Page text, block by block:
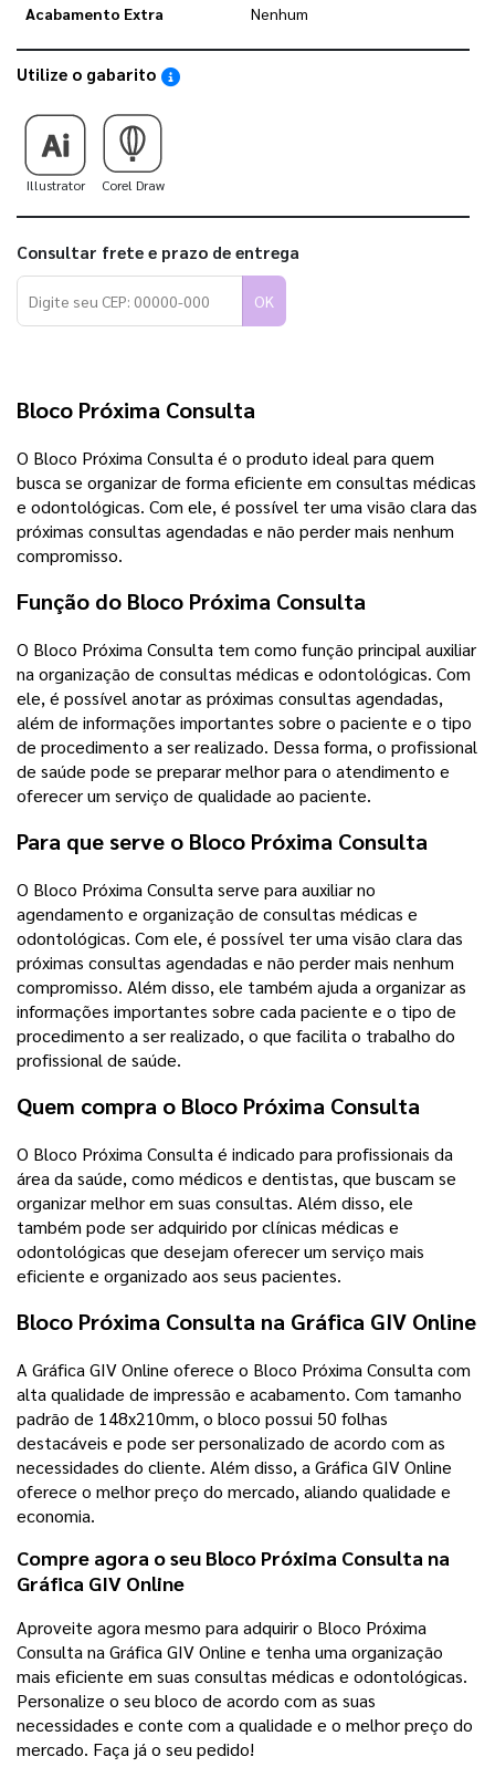
Acabamento Extra Nenhum
Utilize o gabarito Saiba como utilizar os nossos gabaritos
Illustrator Corel Draw
Consultar frete e prazo de entrega
OK
Bloco Próxima Consulta
O Bloco Próxima Consulta é o produto ideal para quem
busca se organizar de forma eficiente em consultas médicas
e odontológicas. Com ele, é possível ter uma visão clara das
próximas consultas agendadas e não perder mais nenhum
compromisso.
Função do Bloco Próxima Consulta
O Bloco Próxima Consulta tem como função principal auxiliar
na organização de consultas médicas e odontológicas. Com
ele, é possível anotar as próximas consultas agendadas,
além de informações importantes sobre o paciente e o tipo
de procedimento a ser realizado. Dessa forma, o profissional
de saúde pode se preparar melhor para o atendimento e
oferecer um serviço de qualidade ao paciente.
Para que serve o Bloco Próxima Consulta
O Bloco Próxima Consulta serve para auxiliar no
agendamento e organização de consultas médicas e
odontológicas. Com ele, é possível ter uma visão clara das
próximas consultas agendadas e não perder mais nenhum
compromisso. Além disso, ele também ajuda a organizar as
informações importantes sobre cada paciente e o tipo de
procedimento a ser realizado, o que facilita o trabalho do
profissional de saúde.
Quem compra o Bloco Próxima Consulta
O Bloco Próxima Consulta é indicado para profissionais da
área da saúde, como médicos e dentistas, que buscam se
organizar melhor em suas consultas. Além disso, ele
também pode ser adquirido por clínicas médicas e
odontológicas que desejam oferecer um serviço mais
eficiente e organizado aos seus pacientes.
Bloco Próxima Consulta na Gráfica GIV Online
A Gráfica GIV Online oferece o Bloco Próxima Consulta com
alta qualidade de impressão e acabamento. Com tamanho
padrão de 148x210mm, o bloco possui 50 folhas
destacáveis e pode ser personalizado de acordo com as
necessidades do cliente. Além disso, a Gráfica GIV Online
oferece o melhor preço do mercado, aliando qualidade e
economia.
Compre agora o seu Bloco Próxima Consulta na
Gráfica GIV Online
Aproveite agora mesmo para adquirir o Bloco Próxima
Consulta na Gráfica GIV Online e tenha uma organização
mais eficiente em suas consultas médicas e odontológicas.
Personalize o seu bloco de acordo com as suas
necessidades e conte com a qualidade e o melhor preço do
mercado. Faça já o seu pedido!